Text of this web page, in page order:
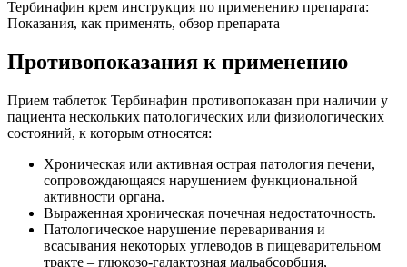
Тербинафин крем инструкция по применению препарата:
Показания, как применять, обзор препарата
Противопоказания к применению
Прием таблеток Тербинафин противопоказан при наличии у
пациента нескольких патологических или физиологических
состояний, к которым относятся:
Хроническая или активная острая патология печени,
сопровождающаяся нарушением функциональной
активности органа.
Выраженная хроническая почечная недостаточность.
Патологическое нарушение переваривания и
всасывания некоторых углеводов в пищеварительном
тракте – глюкозо-галактозная мальабсорбция,